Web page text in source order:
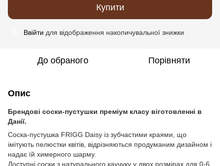
Купити
Ввійти для відображення накопичувальної знижки
До обраного Порівняти
Опис
Брендові соски-пустушки преміум класу віготовленні в
Данії.
Соска-пустушка FRIGG Daisy із зубчастими краями, що
імітують пелюстки квітів, відрізняються продуманим дизайном і
надає їй химерного шарму.
Доступні соски з натурального каучуку у двох розмірах для 0-6